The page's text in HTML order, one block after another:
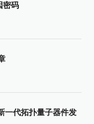
密码
一代拓扑量子器件发